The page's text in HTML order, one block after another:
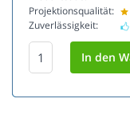
Projektionsqualität:
Zuverlässigkeit: